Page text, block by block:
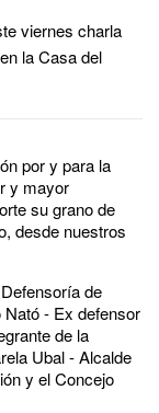
viernes charla
la Casa del
por y para la
y mayor
su grano de
desde nuestros
de
- Ex defensor
de la
Ubal - Alcalde
y el Concejo